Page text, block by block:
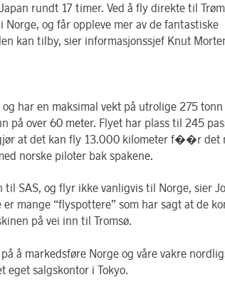
rundt 17 timer. Ved å fly direkte til
og får oppleve mer av de fantastiske
kan tilby, sier informasjonssjef Knut
har en maksimal vekt på utrolige 275
på over 60 meter. Flyet har plass til 245
at det kan fly 13.000 kilometer f��r det
norske piloter bak spakene.
til SAS, og flyr ikke vanligvis til Norge, sier
mange “flyspottere” som har sagt at de
på vei inn til Tromsø.
å markedsføre Norge og våre vakre
eget salgskontor i Tokyo.